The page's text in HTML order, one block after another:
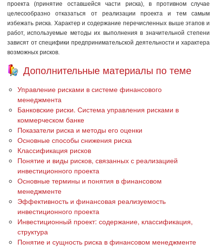
проекта (принятие оставшейся части риска), в противном случае
целесообразно отказаться от реализации проекта и тем самым
избежать риска. Характер и содержание перечисленных выше этапов и
работ, используемые методы их выполнения в значительной степени
зависят от специфики предпринимательской деятельности и характера
возможных рисков.
Дополнительные материалы по теме
Управление рисками в системе финансового
менеджмента
Банковские риски. Система управления рисками в
коммерческом банке
Показатели риска и методы его оценки
Основные способы снижения риска
Классификация рисков
Понятие и виды рисков, связанных с реализацией
инвестиционного проекта
Основные термины и понятия в финансовом
менеджменте
Эффективность и финансовая реализуемость
инвестиционного проекта
Инвестиционный проект: содержание, классификация,
структура
Понятие и сущность риска в финансовом менеджменте